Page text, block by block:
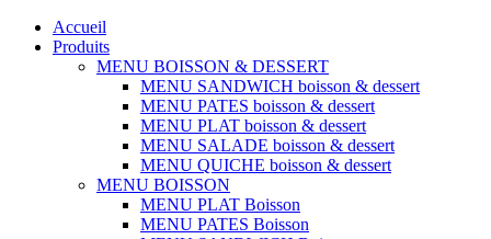
Accueil
Produits
MENU BOISSON & DESSERT
MENU SANDWICH boisson & dessert
MENU PATES boisson & dessert
MENU PLAT boisson & dessert
MENU SALADE boisson & dessert
MENU QUICHE boisson & dessert
MENU BOISSON
MENU PLAT Boisson
MENU PATES Boisson